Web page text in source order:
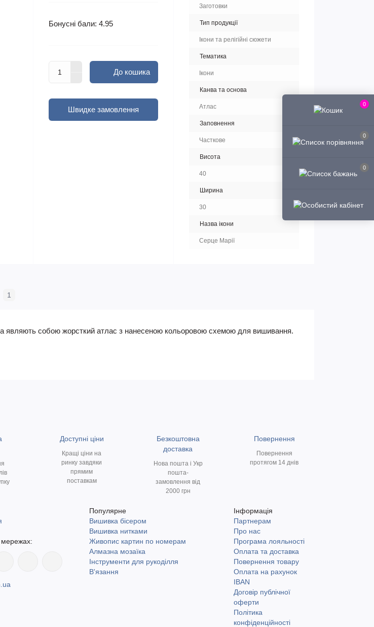
0
0
0
Бонусні бали: 4.95
До кошика
Швидке замовлення
Заготовки
Тип продукції
Ікони та релігійні сюжети
Тематика
Ікони
Канва та основа
Атлас
Заповнення
Часткове
Висота
40
Ширина
30
Назва ікони
Серце Марії
1
являють собою жорсткий атлас з нанесеною кольоровою схемою для вишивання.
Доступні ціни
Кращі ціни на
ринку завдяки
прямим
поставкам
Безкоштовна
доставка
Нова пошта і Укр
пошта-
замовлення від
2000 грн
Повернення
Повернення
протягом 14 днів
мережах:
Популярне
Вишивка бісером
Вишивка нитками
Живопис картин по номерам
Алмазна мозаїка
Інструменти для рукоділля
В'язання
Інформація
Партнерам
Про нас
Програма лояльності
Оплата та доставка
Повернення товару
Оплата на рахунок
IBAN
Договір публічної
оферти
Політика
конфіденційності